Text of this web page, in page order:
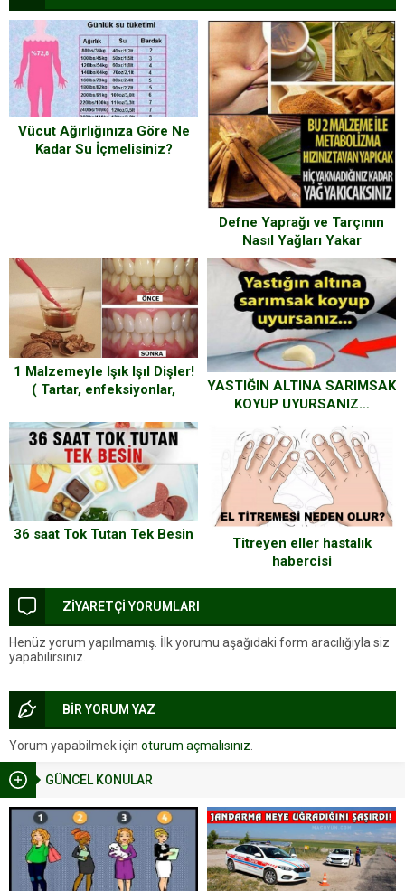
GÜNCEL KONULAR
Vücut Ağırlığınıza Göre Ne
Kadar Su İçmelisiniz?
Defne Yaprağı ve Tarçının
Nasıl Yağları Yakar
1 Malzemeyle Işık Işıl Dişler!
( Tartar, enfeksiyonlar,
YASTIĞIN ALTINA SARIMSAK
KOYUP UYURSANIZ…
ŞAŞIRTAN BİR ETKİSİ VAR…
DENEMELİSİNİZ
36 saat Tok Tutan Tek Besin
Titreyen eller hastalık
habercisi
ZİYARETÇİ YORUMLARI
Henüz yorum yapılmamış. İlk yorumu aşağıdaki form aracılığıyla siz
yapabilirsiniz.
BİR YORUM YAZ
Yorum yapabilmek için oturum açmalısınız